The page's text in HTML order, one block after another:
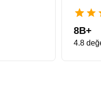
kapsar. Wieliczka Tuz
sebebi, kat edilen
kulelerini ve Kuzey’in serin
kanalların kenarında
8B+
4.8